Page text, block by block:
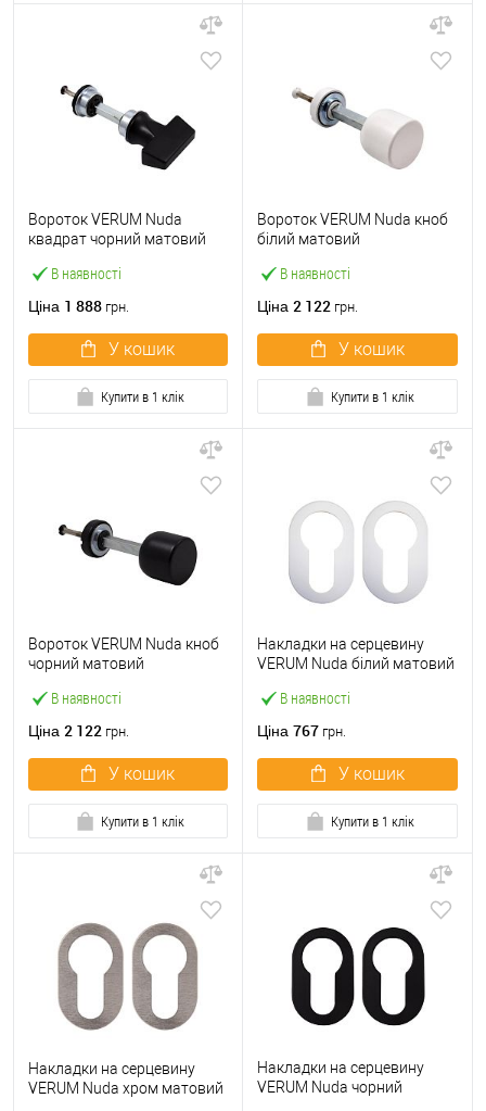
В наявності
Вороток VERUM Nuda
квадрат чорний матовий
Ціна 1 888 грн.
У кошик
Купити в 1 клік
В наявності
Вороток VERUM Nuda кноб
білий матовий
Ціна 2 122 грн.
У кошик
Купити в 1 клік
В наявності
Вороток VERUM Nuda кноб
чорний матовий
Ціна 2 122 грн.
У кошик
Купити в 1 клік
В наявності
Накладки на серцевину
VERUM Nuda білий матовий
Ціна 767 грн.
У кошик
Купити в 1 клік
Накладки на серцевину
VERUM Nuda хром матовий
Накладки на серцевину
VERUM Nuda чорний